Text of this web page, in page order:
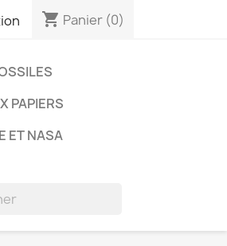
shopping_cart Panier (0)
PAPIERS
ET NASA